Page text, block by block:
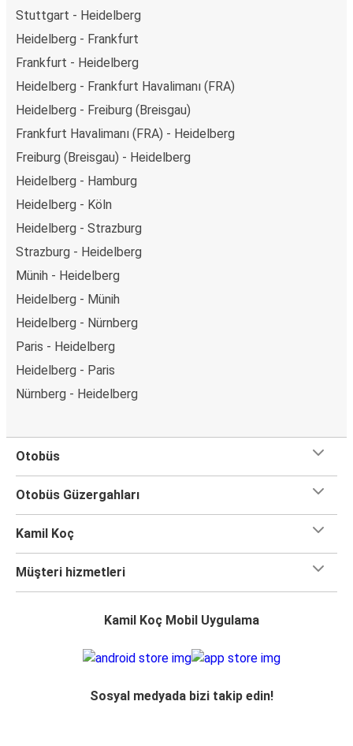
Stuttgart - Heidelberg
Heidelberg - Frankfurt
Frankfurt - Heidelberg
Heidelberg - Frankfurt Havalimanı (FRA)
Heidelberg - Freiburg (Breisgau)
Frankfurt Havalimanı (FRA) - Heidelberg
Freiburg (Breisgau) - Heidelberg
Heidelberg - Hamburg
Heidelberg - Köln
Heidelberg - Strazburg
Strazburg - Heidelberg
Münih - Heidelberg
Heidelberg - Münih
Heidelberg - Nürnberg
Paris - Heidelberg
Heidelberg - Paris
Nürnberg - Heidelberg
Otobüs
Otobüs Güzergahları
Kamil Koç
Müşteri hizmetleri
Kamil Koç Mobil Uygulama
Sosyal medyada bizi takip edin!